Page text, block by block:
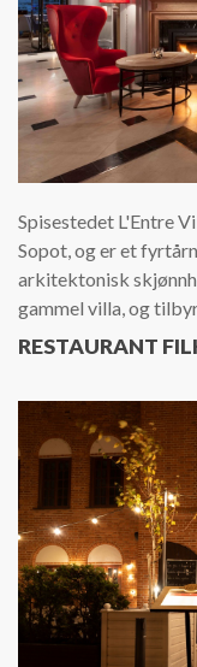
Spisestedet L'Entre
Sopot, og er et
arkitektonisk
gammel villa, og
RESTAURANT